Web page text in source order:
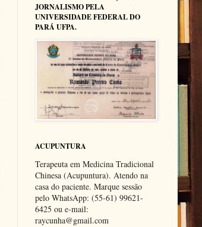
JORNALISMO PELA
UNIVERSIDADE FEDERAL DO
PARÁ UFPA.
ACUPUNTURA
Terapeuta em Medicina Tradicional
Chinesa (Acupuntura). Atendo na
casa do paciente. Marque sessão
pelo WhatsApp: (55-61) 99621-
6425 ou e-mail:
raycunha@gmail.com